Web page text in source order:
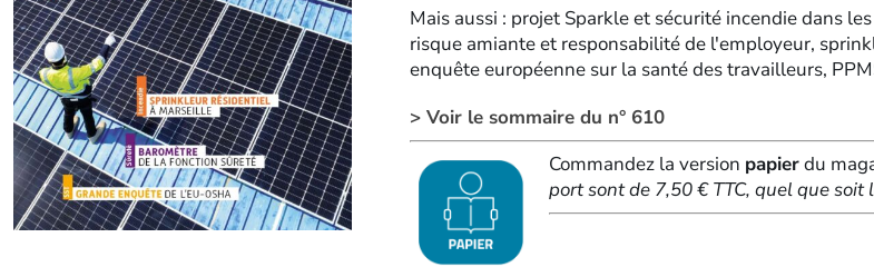
Mais aussi : projet Sparkle et sécurité incendie dans
risque amiante et responsabilité de l'employeur,
enquête européenne sur la santé des travailleurs,
> Voir le sommaire du n° 610
Commandez la version papierdu
port sont de 7,50 € TTC, quel que